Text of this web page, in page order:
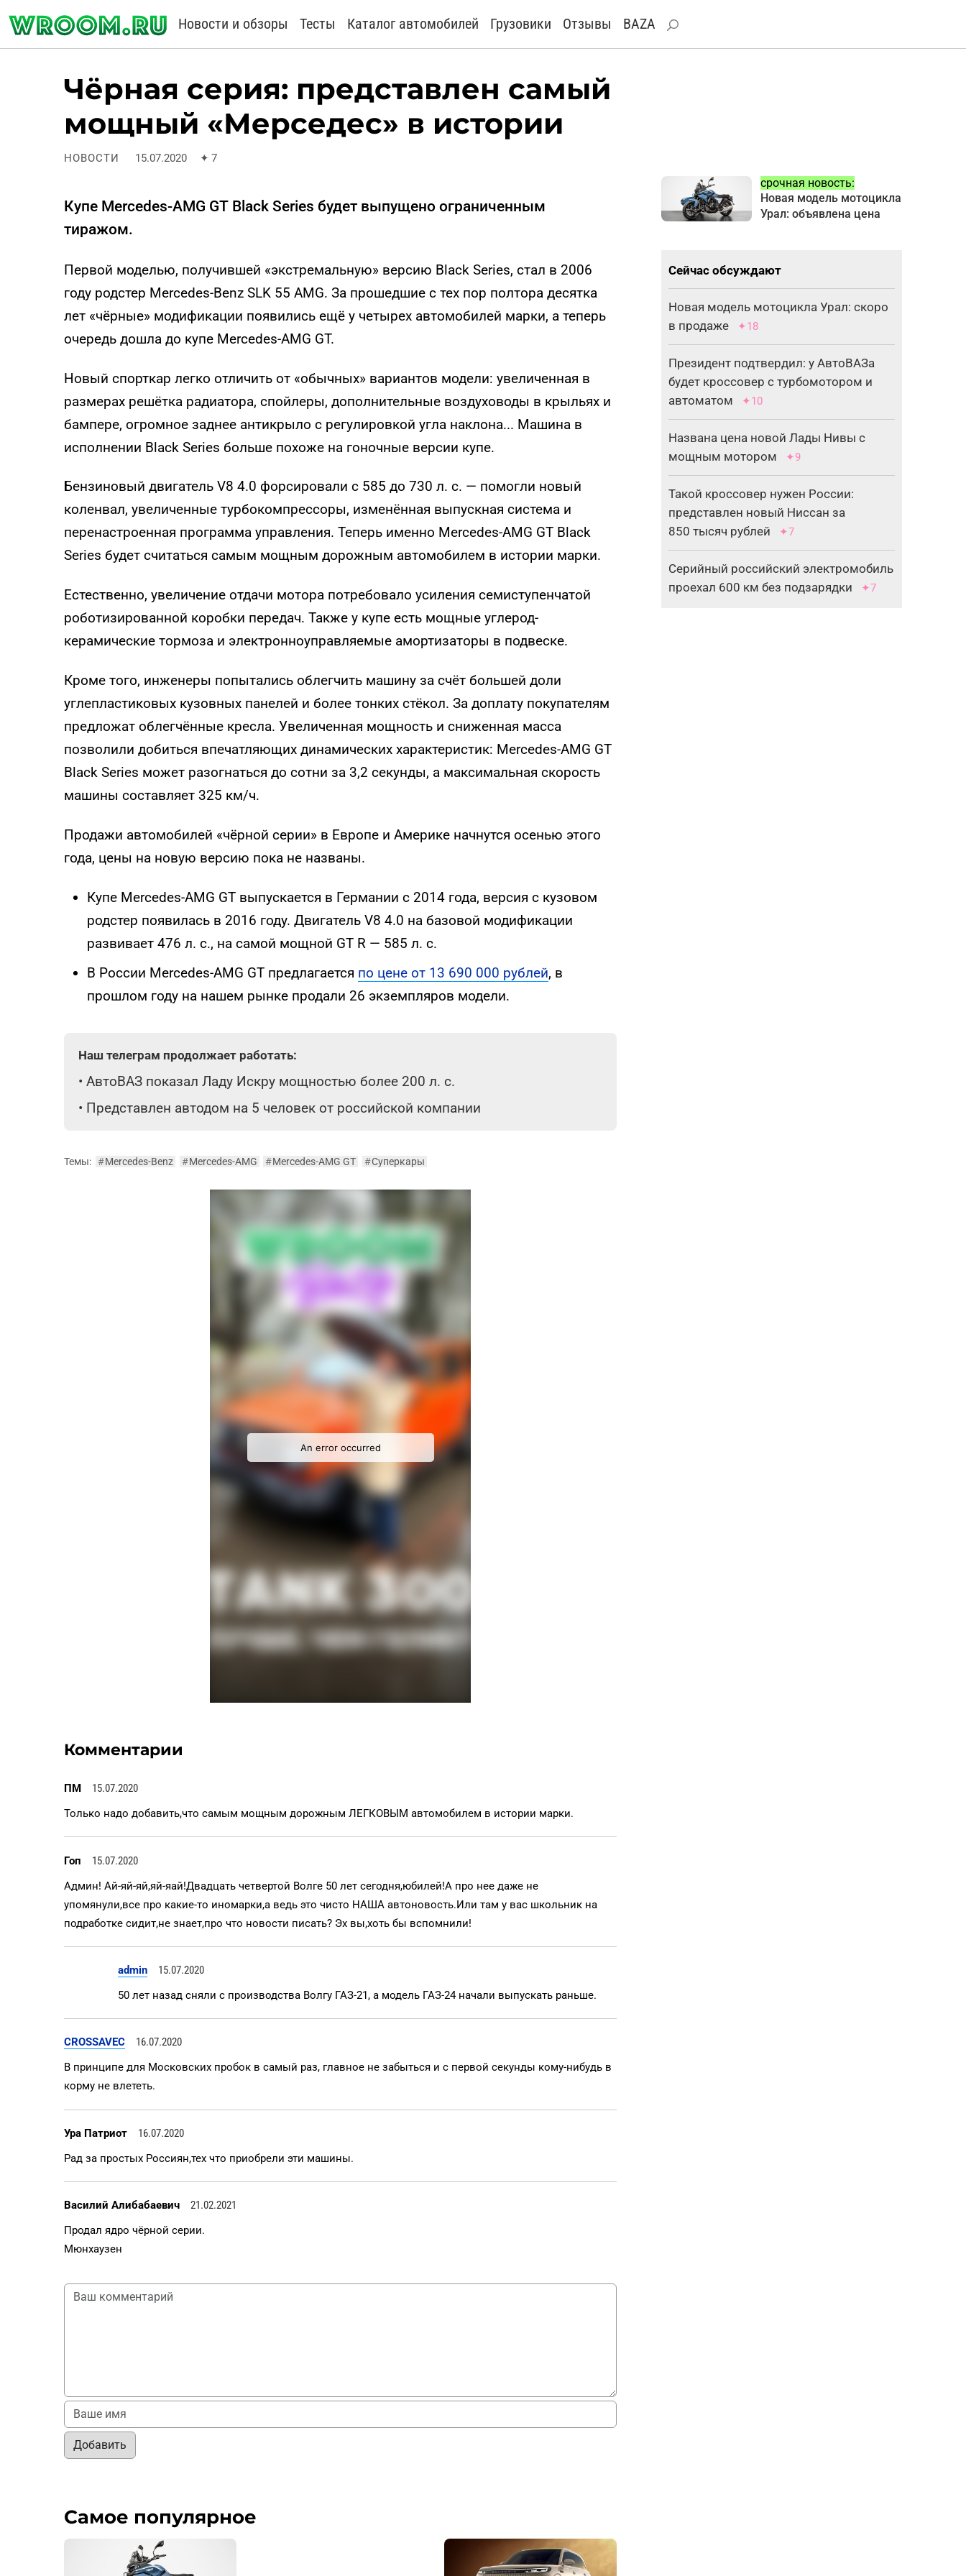
Новости и обзоры Тесты Каталог автомобилей Грузовики Отзывы BAZA
Чёрная серия: представлен самый
мощный «Мерседес» в истории
НОВОСТИ 15.07.2020 ✦ 7
Купе Mercedes-AMG GT Black Series будет выпущено ограниченным
тиражом.
Первой моделью, получившей «экстремальную» версию Black Series, стал в 2006
году родстер Mercedes-Benz SLK 55 AMG. За прошедшие с тех пор полтора десятка
лет «чёрные» модификации появились ещё у четырех автомобилей марки, а теперь
очередь дошла до купе Mercedes-AMG GT.
Новый спорткар легко отличить от «обычных» вариантов модели: увеличенная в
размерах решётка радиатора, спойлеры, дополнительные воздуховоды в крыльях и
бампере, огромное заднее антикрыло с регулировкой угла наклона... Машина в
исполнении Black Series больше похоже на гоночные версии купе.
Бензиновый двигатель V8 4.0 форсировали с 585 до 730 л. с. — помогли новый
коленвал, увеличенные турбокомпрессоры, изменённая выпускная система и
перенастроенная программа управления. Теперь именно Mercedes-AMG GT Black
Series будет считаться самым мощным дорожным автомобилем в истории марки.
Естественно, увеличение отдачи мотора потребовало усиления семиступенчатой
роботизированной коробки передач. Также у купе есть мощные углерод-
керамические тормоза и электронноуправляемые амортизаторы в подвеске.
Кроме того, инженеры попытались облегчить машину за счёт большей доли
углепластиковых кузовных панелей и более тонких стёкол. За доплату покупателям
предложат облегчённые кресла. Увеличенная мощность и сниженная масса
позволили добиться впечатляющих динамических характеристик: Mercedes-AMG GT
Black Series может разогнаться до сотни за 3,2 секунды, а максимальная скорость
машины составляет 325 км/ч.
Продажи автомобилей «чёрной серии» в Европе и Америке начнутся осенью этого
года, цены на новую версию пока не названы.
Купе Mercedes-AMG GT выпускается в Германии с 2014 года, версия с кузовом
родстер появилась в 2016 году. Двигатель V8 4.0 на базовой модификации
развивает 476 л. с., на самой мощной GT R — 585 л. с.
В России Mercedes-AMG GT предлагается по цене от 13 690 000 рублей, в
прошлом году на нашем рынке продали 26 экземпляров модели.
Наш телеграм продолжает работать:
• АвтоВАЗ показал Ладу Искру мощностью более 200 л. с.
• Представлен автодом на 5 человек от российской компании
Темы: #Mercedes-Benz #Mercedes-AMG #Mercedes-AMG GT #Суперкары
Комментарии
ПМ
15.07.2020
Только надо добавить,что самым мощным дорожным ЛЕГКОВЫМ автомобилем в истории марки.
Гоп
15.07.2020
Админ! Ай-яй-яй,яй-яай!Двадцать четвертой Волге 50 лет сегодня,юбилей!А про нее даже не
упомянули,все про какие-то иномарки,а ведь это чисто НАША автоновость.Или там у вас школьник на
подработке сидит,не знает,про что новости писать? Эх вы,хоть бы вспомнили!
admin
15.07.2020
50 лет назад сняли с производства Волгу ГАЗ-21, а модель ГАЗ-24 начали выпускать раньше.
CROSSAVEC
16.07.2020
В принципе для Московских пробок в самый раз, главное не забыться и с первой секунды кому-нибудь в
корму не влететь.
Ура Патриот
16.07.2020
Рад за простых Россиян,тех что приобрели эти машины.
Василий Алибабаевич
21.02.2021
Продал ядро чёрной серии.
Мюнхаузен
Добавить
Самое популярное
срочная новость:
Новая модель мотоцикла
Урал: объявлена цена
Сейчас обсуждают
Новая модель мотоцикла Урал: скоро
в продаже
✦18
Президент подтвердил: у АвтоВАЗа
будет кроссовер с турбомотором и
автоматом
✦10
Названа цена новой Лады Нивы с
мощным мотором
✦9
Такой кроссовер нужен России:
представлен новый Ниссан за
850 тысяч рублей
✦7
Серийный российский электромобиль
проехал 600 км без подзарядки
✦7